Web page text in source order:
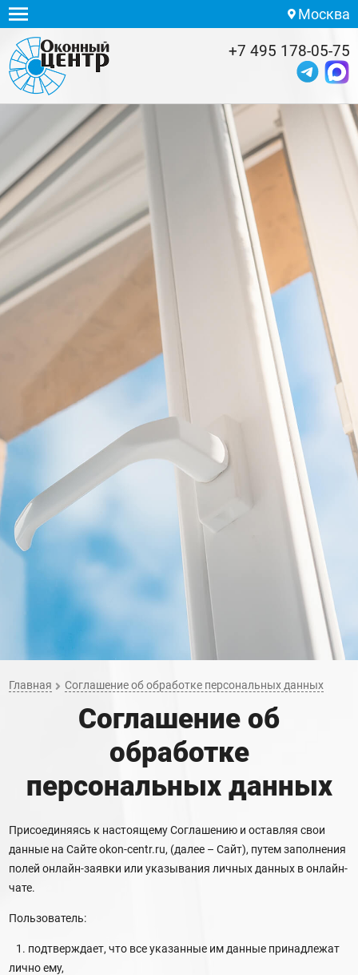
Москва
+7 495 178-05-75
Главная Соглашение об обработке персональных данных
Соглашение об
обработке
персональных данных
Присоединяясь к настоящему Соглашению и оставляя свои
данные на Сайте okon-centr.ru, (далее – Сайт), путем заполнения
полей онлайн-заявки или указывания личных данных в онлайн-
чате.
Пользователь:
1. подтверждает, что все указанные им данные принадлежат
лично ему,